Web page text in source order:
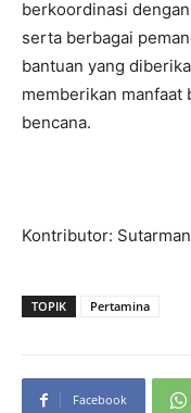
berkoordinasi
serta berbagai
bantuan yang
memberikan manfaat
bencana.
Kontributor: Sutarman
TOPIK Pertamina
Facebook